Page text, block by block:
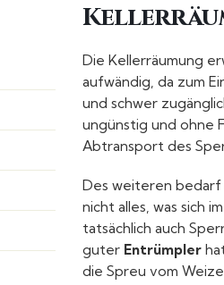
Die Kellerräumung
aufwändig, da zum
und schwer
ungünstig und ohne
Abtransport des
Des weiteren bedarf
nicht alles, was sich im
tatsächlich auch
guter Entrümpler
die Spreu vom